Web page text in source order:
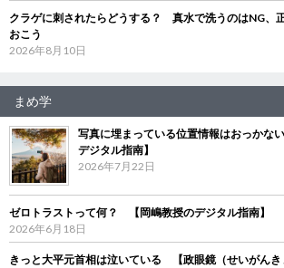
クラゲに刺されたらどうする？ 真水で洗うのはNG、
おこう
2026年8月10日
まめ学
写真に埋まっている位置情報はおっかな
デジタル指南】
2026年7月22日
ゼロトラストって何？ 【岡嶋教授のデジタル指南】
2026年6月18日
きっと大平元首相は泣いている 【政眼鏡（せいがんき